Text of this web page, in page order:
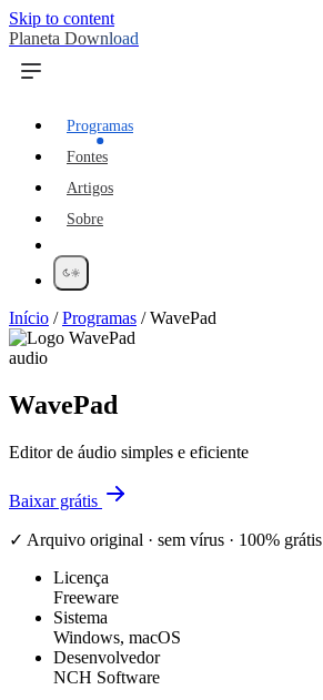
Skip to content
Planeta Download
Programas
Fontes
Artigos
Sobre
Início /Programas /WavePad
audio
WavePad
Editor de áudio simples e eficiente
Baixar grátis
✓ Arquivo original · sem vírus · 100% grátis
Licença
Freeware
Sistema
Windows, macOS
Desenvolvedor
NCH Software